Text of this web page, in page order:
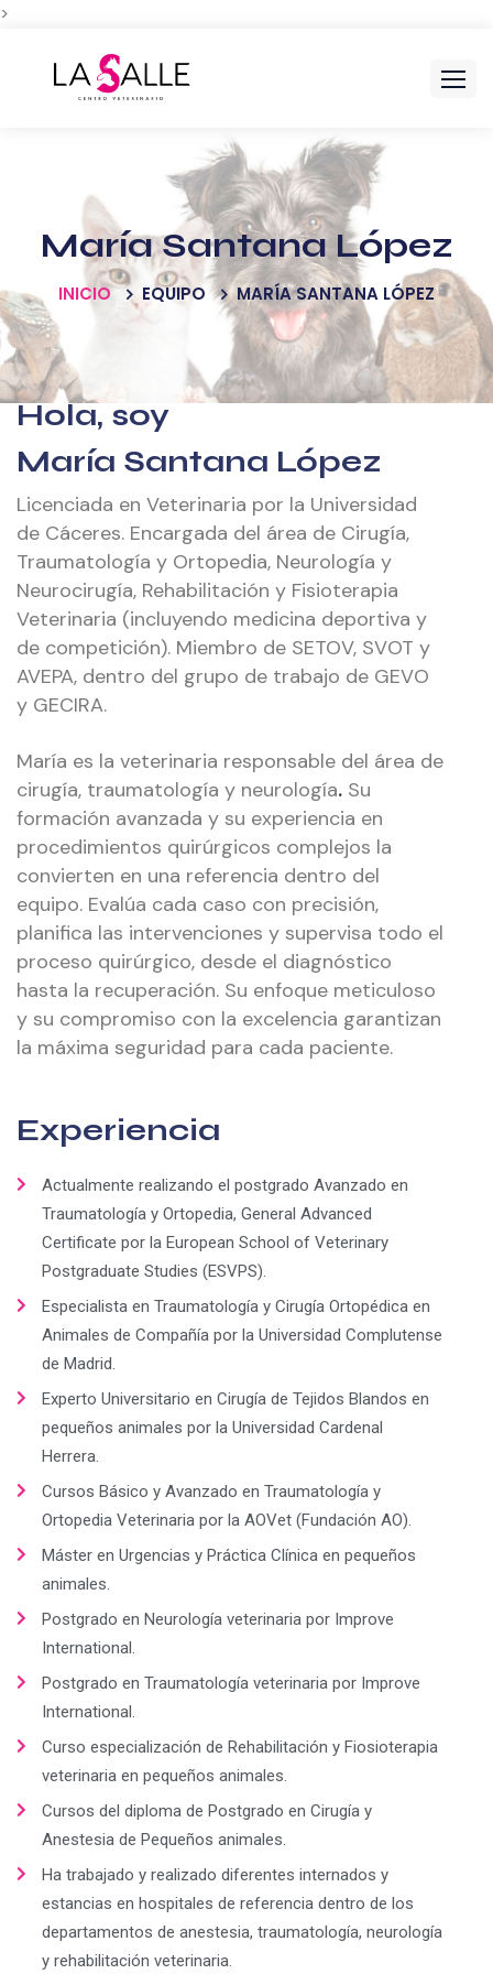
>
María Santana López
INICIO EQUIPO MARÍA SANTANA LÓPEZ
Hola, soy
María Santana López
Licenciada en Veterinaria por la Universidad
de Cáceres. Encargada del área de Cirugía,
Traumatología y Ortopedia, Neurología y
Neurocirugía, Rehabilitación y Fisioterapia
Veterinaria (incluyendo medicina deportiva y
de competición). Miembro de SETOV, SVOT y
AVEPA, dentro del grupo de trabajo de GEVO
y GECIRA.
María es la veterinaria responsable del área de
cirugía, traumatología y neurología. Su
formación avanzada y su experiencia en
procedimientos quirúrgicos complejos la
convierten en una referencia dentro del
equipo. Evalúa cada caso con precisión,
planifica las intervenciones y supervisa todo el
proceso quirúrgico, desde el diagnóstico
hasta la recuperación. Su enfoque meticuloso
y su compromiso con la excelencia garantizan
la máxima seguridad para cada paciente.
Experiencia
Actualmente realizando el postgrado Avanzado en
Traumatología y Ortopedia, General Advanced
Certificate por la European School of Veterinary
Postgraduate Studies (ESVPS).
Especialista en Traumatología y Cirugía Ortopédica en
Animales de Compañía por la Universidad Complutense
de Madrid.
Experto Universitario en Cirugía de Tejidos Blandos en
pequeños animales por la Universidad Cardenal
Herrera.
Cursos Básico y Avanzado en Traumatología y
Ortopedia Veterinaria por la AOVet (Fundación AO).
Máster en Urgencias y Práctica Clínica en pequeños
animales.
Postgrado en Neurología veterinaria por Improve
International.
Postgrado en Traumatología veterinaria por Improve
International.
Curso especialización de Rehabilitación y Fiosioterapia
veterinaria en pequeños animales.
Cursos del diploma de Postgrado en Cirugía y
Anestesia de Pequeños animales.
Ha trabajado y realizado diferentes internados y
estancias en hospitales de referencia dentro de los
departamentos de anestesia, traumatología, neurología
y rehabilitación veterinaria.